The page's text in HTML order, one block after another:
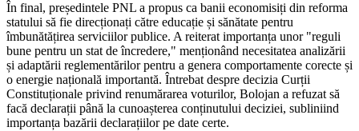
În final, președintele PNL a propus ca banii economisiți din reforma
statului să fie direcționați către educație și sănătate pentru
îmbunătățirea serviciilor publice. A reiterat importanța unor "reguli
bune pentru un stat de încredere," menționând necesitatea analizării
și adaptării reglementărilor pentru a genera comportamente corecte și
o energie națională importantă. Întrebat despre decizia Curții
Constituționale privind renumărarea voturilor, Bolojan a refuzat să
facă declarații până la cunoașterea conținutului deciziei, subliniind
importanța bazării declarațiilor pe date certe.